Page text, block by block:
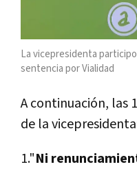
La vicepresidenta
sentencia por Vialidad
A continuación, las
de la
1."Ni